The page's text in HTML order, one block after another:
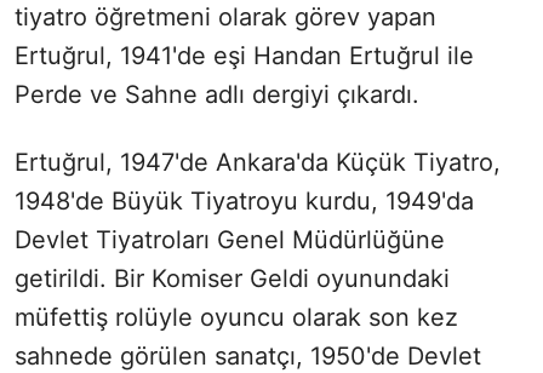
tiyatro öğretmeni olarak görev yapan
Ertuğrul, 1941'de eşi Handan Ertuğrul ile
Perde ve Sahne adlı dergiyi çıkardı.
Ertuğrul, 1947'de Ankara'da Küçük Tiyatro,
1948'de Büyük Tiyatroyu kurdu, 1949'da
Devlet Tiyatroları Genel Müdürlüğüne
getirildi. Bir Komiser Geldi oyunundaki
müfettiş rolüyle oyuncu olarak son kez
sahnede görülen sanatçı, 1950'de Devlet